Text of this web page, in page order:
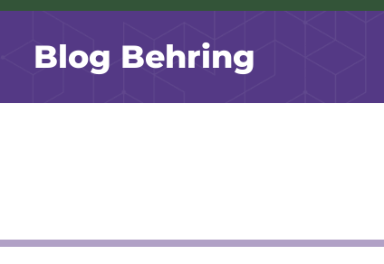
Blog Behring